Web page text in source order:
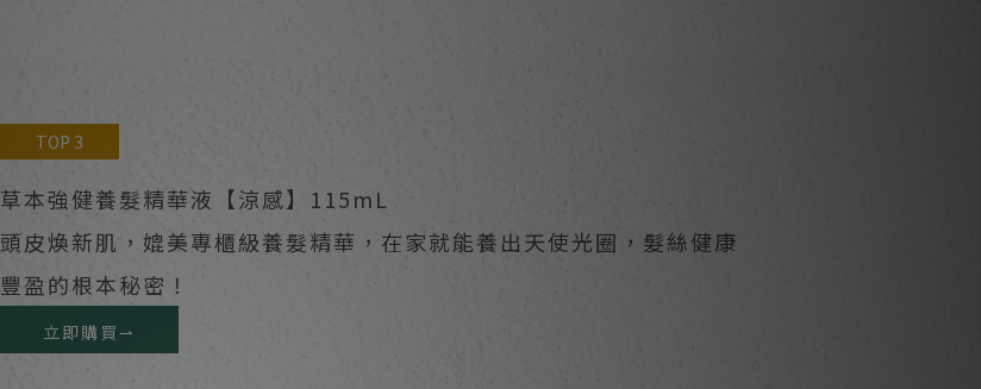
TOP 3
草本強健養髮精華液【涼感】115mL
頭皮煥新肌，媲美專櫃級養髮精華，在家就能養出天使光圈，髮絲健康
豐盈的根本秘密！
立即購買⇀